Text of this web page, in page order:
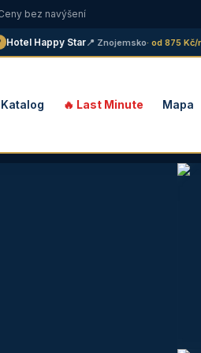
bez navýšení
Happy Star📍 Znojemsko· od 875 Kč/noc
Katalog 🔥 Last Minute Mapa